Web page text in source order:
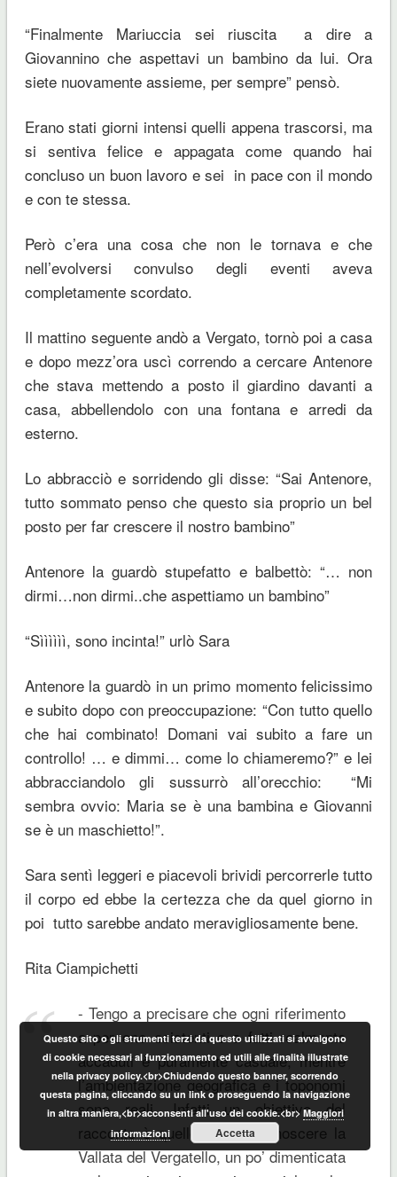
“Finalmente Mariuccia sei riuscita a dire a
Giovannino che aspettavi un bambino da lui. Ora
siete nuovamente assieme, per sempre” pensò.
Erano stati giorni intensi quelli appena trascorsi, ma
si sentiva felice e appagata come quando hai
concluso un buon lavoro e sei in pace con il mondo
e con te stessa.
Però c’era una cosa che non le tornava e che
nell’evolversi convulso degli eventi aveva
completamente scordato.
Il mattino seguente andò a Vergato, tornò poi a casa
e dopo mezz’ora uscì correndo a cercare Antenore
che stava mettendo a posto il giardino davanti a
casa, abbellendolo con una fontana e arredi da
esterno.
Lo abbracciò e sorridendo gli disse: “Sai Antenore,
tutto sommato penso che questo sia proprio un bel
posto per far crescere il nostro bambino”
Antenore la guardò stupefatto e balbettò: “… non
dirmi…non dirmi..che aspettiamo un bambino”
“Sìììììì, sono incinta!” urlò Sara
Antenore la guardò in un primo momento felicissimo
e subito dopo con preoccupazione: “Con tutto quello
che hai combinato! Domani vai subito a fare un
controllo! … e dimmi… come lo chiameremo?” e lei
abbracciandolo gli sussurrò all’orecchio: “Mi
sembra ovvio: Maria se è una bambina e Giovanni
se è un maschietto!”.
Sara sentì leggeri e piacevoli brividi percorrerle tutto
il corpo ed ebbe la certezza che da quel giorno in
poi tutto sarebbe andato meravigliosamente bene.
Rita Ciampichetti
Tengo a precisare che ogni riferimento
a persone esistenti o a fatti realmente
accaduti è puramente casuale, mentre
l’ambientazione geografica e i toponomi
sono reali. Infatti un obiettivo del
racconto è quello di fare conoscere la
Vallata del Vergatello, un po’ dimenticata
Questo sito o gli strumenti terzi da questo utilizzati si avvalgono
di cookie necessari al funzionamento ed utili alle finalità illustrate
nella privacy policy.<br>Chiudendo questo banner, scorrendo
questa pagina, cliccando su un link o proseguendo la navigazione
in altra maniera,<br>acconsenti all'uso dei cookie.<br>Maggiori
informazioni
Accetta